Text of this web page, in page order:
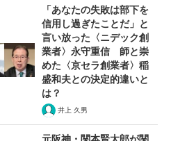
「あなたの失敗は部下を
信用し過ぎたことだ」と
言い放った〈ニデック創
業者〉永守重信 師と崇
めた〈京セラ創業者〉稲
盛和夫との決定的違いと
は？
井上 久男
元阪神・関本賢太郎が関